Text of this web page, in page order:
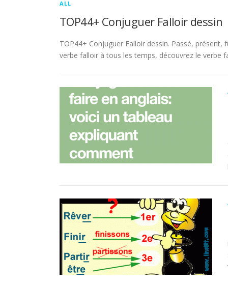
ALL
TOP44+ Conjuguer Falloir dessin
TOP44+ Conjuguer Falloir dessin. Passé,
verbe falloir à tous les temps, découvrez le verbe